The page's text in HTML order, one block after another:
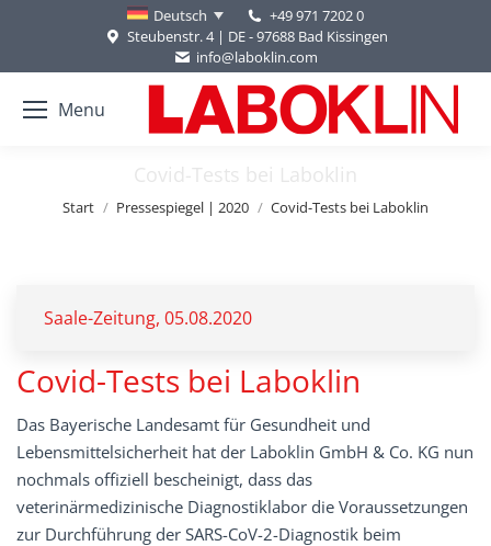
Deutsch
+49 971 7202 0
Steubenstr. 4 | DE - 97688 Bad Kissingen
info@laboklin.com
Menu
Covid-Tests bei Laboklin
Sie befinden sich hier:
Start Pressespiegel | 2020 Covid-Tests bei Laboklin
Saale-Zeitung, 05.08.2020
Covid-Tests bei Laboklin
Das Bayerische Landesamt für Gesundheit und
Lebensmittelsicherheit hat der Laboklin GmbH & Co. KG nun
nochmals offiziell bescheinigt, dass das
veterinärmedizinische Diagnostiklabor die Voraussetzungen
zur Durchführung der SARS-CoV-2-Diagnostik beim